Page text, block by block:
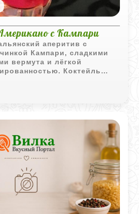
с Кампари
аперитив с
Кампари, сладкими
вермута и лёгкой
Коктейль
ароматным и отлично
вечера.